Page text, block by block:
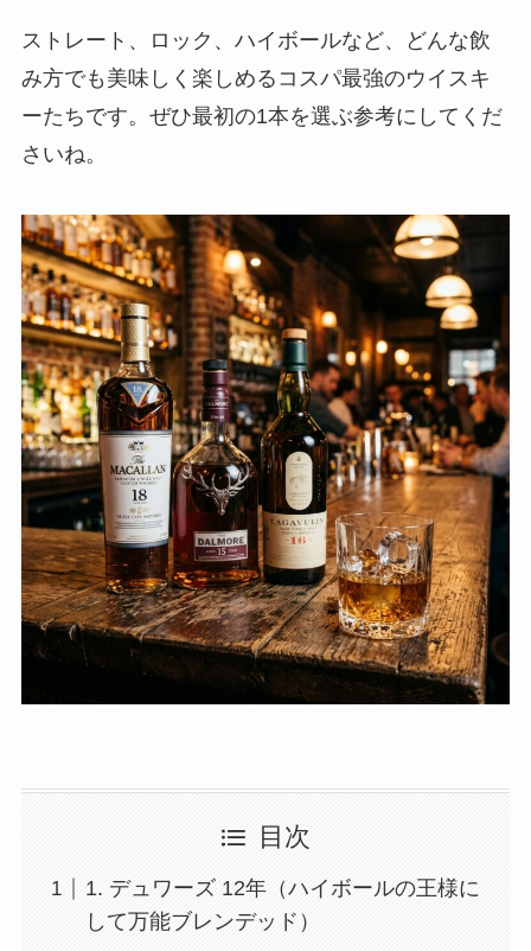
ストレート、ロック、ハイボールなど、どんな飲
み方でも美味しく楽しめるコスパ最強のウイスキ
ーたちです。ぜひ最初の1本を選ぶ参考にしてくだ
さいね。
目次
1. デュワーズ 12年（ハイボールの王様に
して万能ブレンデッド）